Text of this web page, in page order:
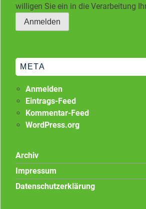
willigen Sie ein in die Verarbeitung
META
Anmelden
Eintrags-Feed
Kommentar-Feed
WordPress.org
Archiv
Impressum
Datenschutzerklärung